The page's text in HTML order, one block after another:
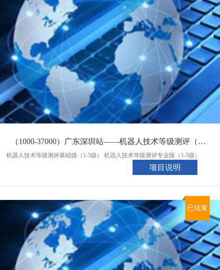
（1000-37000）广东深圳站——机器人技术等级测评（09月22日）
机器人技术等级测评基础级（1-5级） 机器人技术等级测评专业级（1-5级）
项目说明
已结束